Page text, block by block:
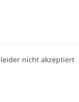
nicht akzeptiert